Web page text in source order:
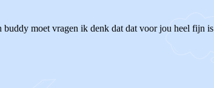
buddy moet vragen ik denk dat dat voor jou heel fijn is